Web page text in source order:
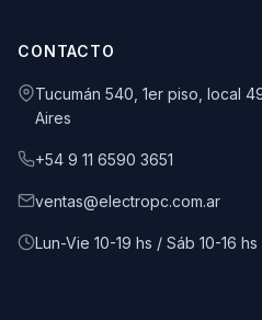
CONTACTO
Tucumán 540, 1er piso, local
Aires
+54 9 11 6590 3651
ventas@electropc.com.ar
Lun-Vie 10-19 hs / Sáb 10-16 hs